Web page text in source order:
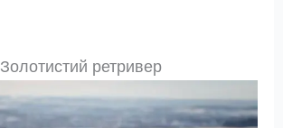
Золотистий ретривер